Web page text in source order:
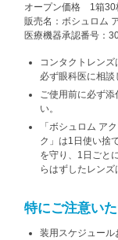
オープン価格 1箱30
販売名：ボシュロム
医療機器承認番号：
コンタクトレンズ
必ず眼科医に相談
ご使用前に必ず
い。
「ボシュロム ア
ク」は1日使い捨
を守り、1日ごと
らはずしたレン
特にご注意い
装用スケジュール